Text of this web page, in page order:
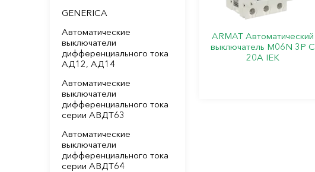
GENERICA
Автоматические
выключатели
дифференциального тока
АД12, АД14
Автоматические
выключатели
дифференциального тока
серии АВДТ63
Автоматические
выключатели
дифференциального тока
серии АВДТ64
ARMAT Автоматический
выключатель M06N 3P C
20А IEK